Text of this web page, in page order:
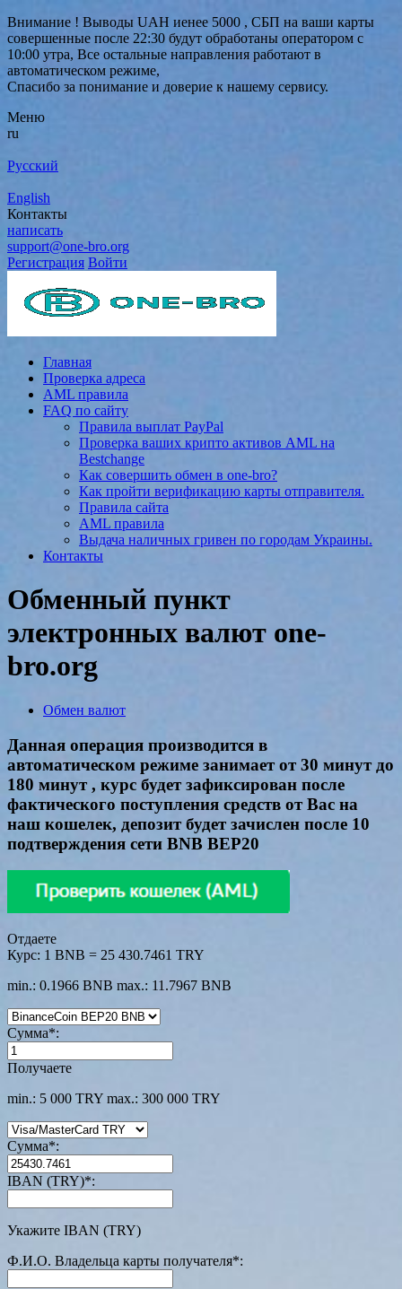
Внимание ! Выводы UAH иенее 5000 , СБП на ваши карты
совершенные после 22:30 будут обработаны оператором с
10:00 утра, Все остальные направления работают в
автоматическом режиме,
Спасибо за понимание и доверие к нашему сервису.
Меню
ru
Русский
English
Контакты
написать
support@one-bro.org
Регистрация Войти
Главная
Проверка адреса
AML правила
FAQ по сайту
Правила выплат PayPal
Проверка ваших крипто активов AML на
Bestchange
Как совершить обмен в one-bro?
Как пройти верификацию карты отправителя.
Правила сайта
AML правила
Выдача наличных гривен по городам Украины.
Контакты
Обменный пункт
электронных валют one-
bro.org
Обмен валют
Данная операция производится в
автоматическом режиме занимает от 30 минут до
180 минут , курс будет зафиксирован после
фактического поступления средств от Вас на
наш кошелек, депозит будет зачислен после 10
подтверждения сети BNB BEP20
Отдаете
Курс: 1 BNB = 25 430.7461 TRY
min.: 0.1966 BNB max.: 11.7967 BNB
Сумма*:
Получаете
min.: 5 000 TRY max.: 300 000 TRY
Сумма*:
IBAN (TRY)*:
Укажите IBAN (TRY)
Ф.И.О. Владельца карты получателя*: